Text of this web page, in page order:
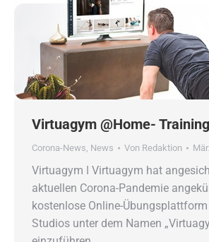
Virtuagym @Home- Training
Corona-News News Von Redaktion
Virtuagym ǀ Virtuagym hat
aktuellen Corona-Pandemie
kostenlose Online-
Studios unter dem Namen